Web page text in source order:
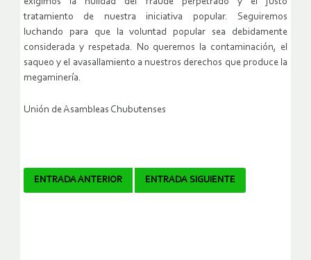
tratamiento de nuestra iniciativa popular. Seguiremos
luchando para que la voluntad popular sea debidamente
considerada y respetada. No queremos la contaminación, el
saqueo y el avasallamiento a nuestros derechos que produce la
megaminería.
Unión de Asambleas Chubutenses
Navegador
ENTRADA ANTERIOR ENTRADA SIGUIENTE